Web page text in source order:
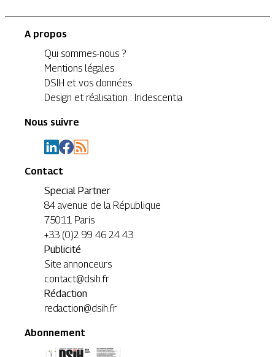
A propos
Qui sommes-nous ?
Mentions légales
DSIH et vos données
Design et réalisation : Iridescentia
Nous suivre
Contact
Special Partner
84 avenue de la République
75011 Paris
+33 (0)2 99 46 24 43
Publicité
Site annonceurs
contact@dsih.fr
Rédaction
redaction@dsih.fr
Abonnement